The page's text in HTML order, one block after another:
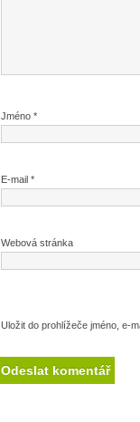
Jméno *
E-mail *
Webová stránka
Uložit do prohlížeče jméno, e-